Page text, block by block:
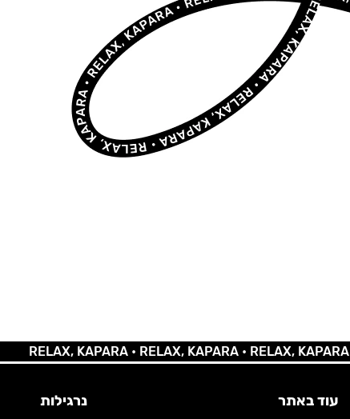
RELAX, KAPARA •RELAX, KAPARA •RELAX, KAPARA •
עוד באתר נרגילות